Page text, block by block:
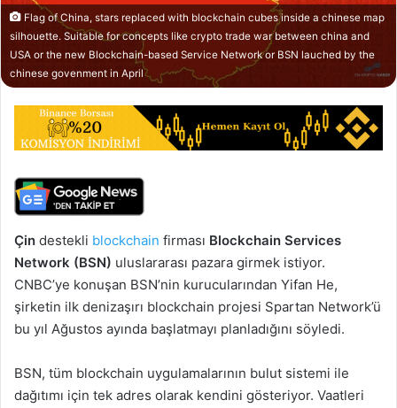
Flag of China, stars replaced with blockchain cubes inside a chinese map
silhouette. Suitable for concepts like crypto trade war between china and
USA or the new Blockchain-based Service Network or BSN lauched by the
chinese govenment in April
Çin destekli blockchain firması Blockchain Services
Network (BSN) uluslararası pazara girmek istiyor.
CNBC’ye konuşan BSN’nin kurucularından Yifan He,
şirketin ilk denizaşırı blockchain projesi Spartan Network’ü
bu yıl Ağustos ayında başlatmayı planladığını söyledi.
BSN, tüm blockchain uygulamalarının bulut sistemi ile
dağıtımı için tek adres olarak kendini gösteriyor. Vaatleri